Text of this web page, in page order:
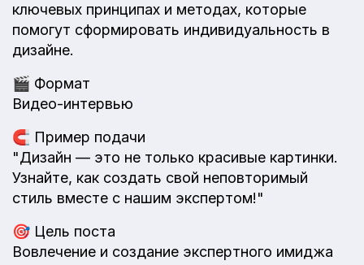
ключевых принципах и методах, которые
помогут сформировать индивидуальность в
дизайне.
🎬 Формат
Видео-интервью
🧲 Пример подачи
"Дизайн — это не только красивые картинки.
Узнайте, как создать свой неповторимый
стиль вместе с нашим экспертом!"
🎯 Цель поста
Вовлечение и создание экспертного имиджа